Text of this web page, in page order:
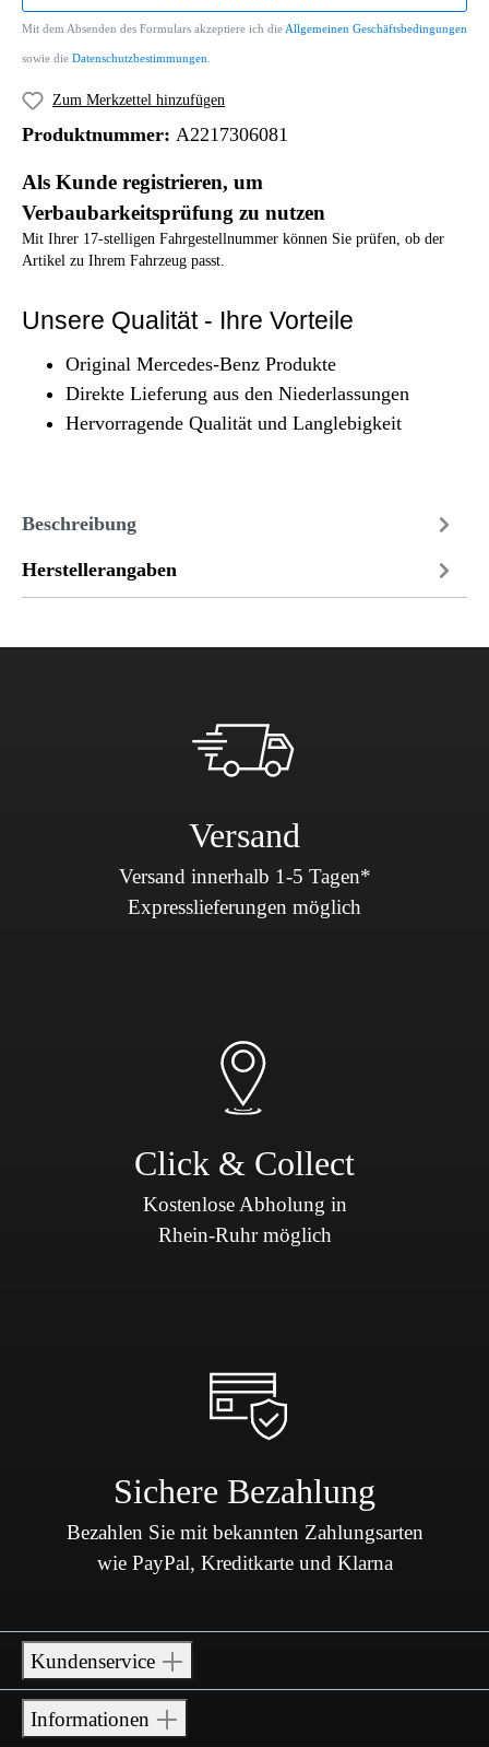
Mit dem Absenden des Formulars akzeptiere ich die Allgemeinen Geschäftsbedingungen
sowie die Datenschutzbestimmungen
Zum Merkzettel hinzufügen
Produktnummer: A2217306081
Als Kunde registrieren, um
Verbaubarkeitsprüfung zu nutzen
Mit Ihrer 17-stelligen Fahrgestellnummer können Sie prüfen, ob der
Artikel zu Ihrem Fahrzeug passt.
Unsere Qualität - Ihre Vorteile
Original Mercedes-Benz Produkte
Direkte Lieferung aus den Niederlassungen
Hervorragende Qualität und Langlebigkeit
Beschreibung
Herstellerangaben
Versand
Versand innerhalb 1-5 Tagen*
Expresslieferungen möglich
Click & Collect
Kostenlose Abholung in
Rhein-Ruhr möglich
Sichere Bezahlung
Bezahlen Sie mit bekannten Zahlungsarten
wie PayPal, Kreditkarte und Klarna
Kundenservice
Informationen